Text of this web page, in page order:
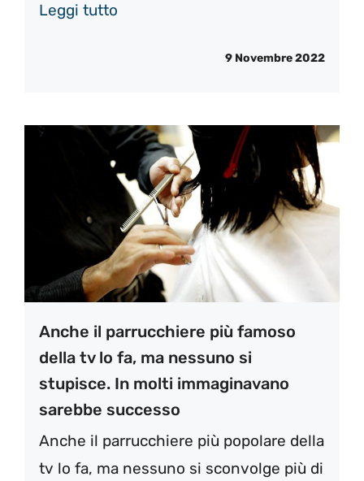
Leggi tutto
9 Novembre 2022
Anche il parrucchiere più famoso
della tv lo fa, ma nessuno si
stupisce. In molti immaginavano
sarebbe successo
Anche il parrucchiere più popolare della
tv lo fa, ma nessuno si sconvolge più di